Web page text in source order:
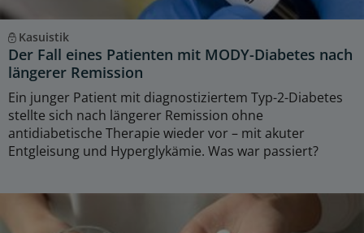
Kasuistik
Der Fall eines Patienten mit MODY-Diabetes nach
längerer Remission
Ein junger Patient mit diagnostiziertem Typ-2-Diabetes
stellte sich nach längerer Remission ohne
antidiabetische Therapie wieder vor – mit akuter
Entgleisung und Hyperglykämie. Was war passiert?